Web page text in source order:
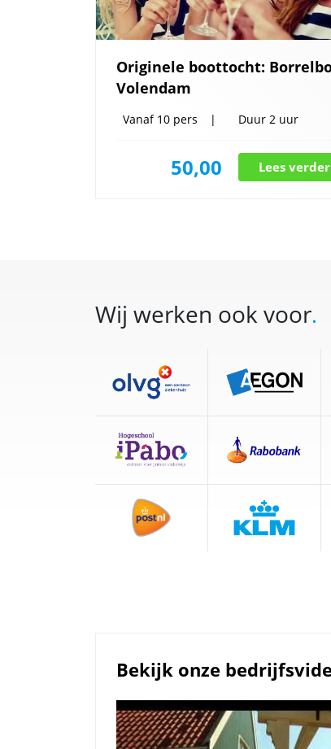
Originele boottocht:
Volendam
Vanaf 10 pers Duur 2 uur
50,00 Lees verder
Wij werken ook voor.
Bekijk onze